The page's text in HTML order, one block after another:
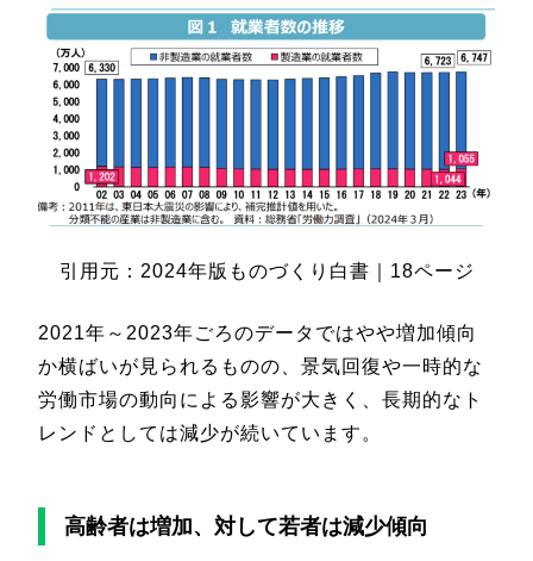
引用元：2024年版ものづくり白書｜18ページ
2021年～2023年ごろのデータではやや増加傾向
か横ばいが見られるものの、景気回復や一時的な
労働市場の動向による影響が大きく、長期的なト
レンドとしては減少が続いています。
高齢者は増加、対して若者は減少傾向